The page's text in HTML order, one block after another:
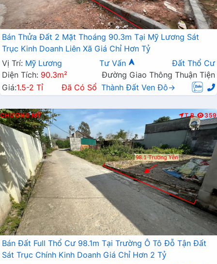
Bán Thửa Đất 2 Mặt Thoáng 90.3m Tại Mỹ Lương Sát
Trục Kinh Doanh Liên Xã Giá Chỉ Hơn Tỷ
Vị Trí: Mỹ Lương Tư Vấn
Đất Thổ Cư
Diện Tích: 90.3m²
Đường Giao Thông Thuận Tiện
Giá:1.5-2 Tỉ Đã Có Sổ Thành Đất Ven Đô→
CHƯƠNG MỸ T.B 359
Bán Đất Full Thổ Cư 98.1m Tại Trường Ô Tô Đỗ Tận Đất
Sát Trục Chính Kinh Doanh Giá Chỉ Hơn 2 Tỷ